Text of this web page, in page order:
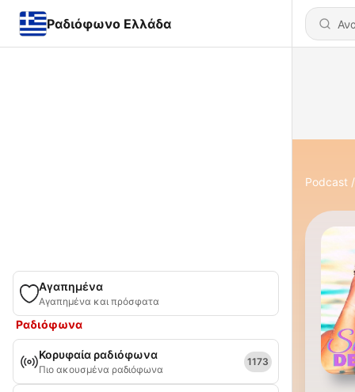
Ραδιόφωνο Ελλάδα
Αγαπημένα
Αγαπημένα και πρόσφατα
Ραδιόφωνα
Κορυφαία ραδιόφωνα
Πιο ακουσμένα ραδιόφωνα
1173
Podcast